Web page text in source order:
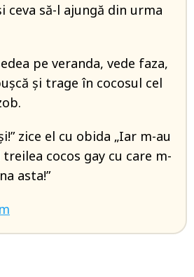
ceva să-l ajungă din urma
pe veranda, vede faza,
și trage în cocosul cel
zice el cu obida „Iar m-au
cocos gay cu care m-
asta!”